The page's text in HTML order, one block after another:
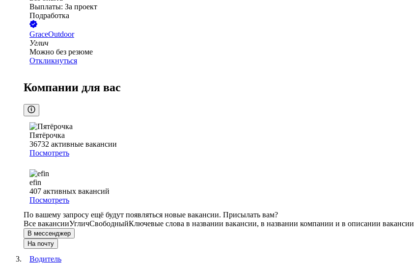
Выплаты: За проект
Подработка
GraceOutdoor
Углич
Можно без резюме
Откликнуться
Компании для вас
Пятёрочка
36732 активные вакансии
Посмотреть
efin
407 активных вакансий
Посмотреть
По вашему запросу ещё будут появляться новые вакансии. Присылать вам?
Все вакансииУгличСвободныйКлючевые слова в названии вакансии, в названии компании и в описании вакансии
В мессенджер
На почту
Водитель